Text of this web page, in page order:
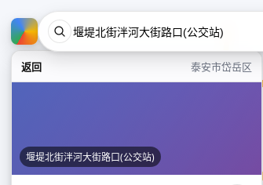
返回 泰安市岱岳区
堰堤北街泮河大街路口(公交站)